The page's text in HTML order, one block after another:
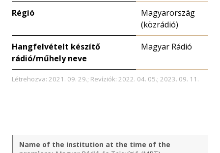
Régió
Magyarország
(közrádió)
Hangfelvételt készítő
rádió/műhely neve
Magyar Rádió
Létrehozva: 2021. 09. 29.; Revíziók: 2022. 04. 05.; 2023. 09. 11.
Name of the institution at the time of the